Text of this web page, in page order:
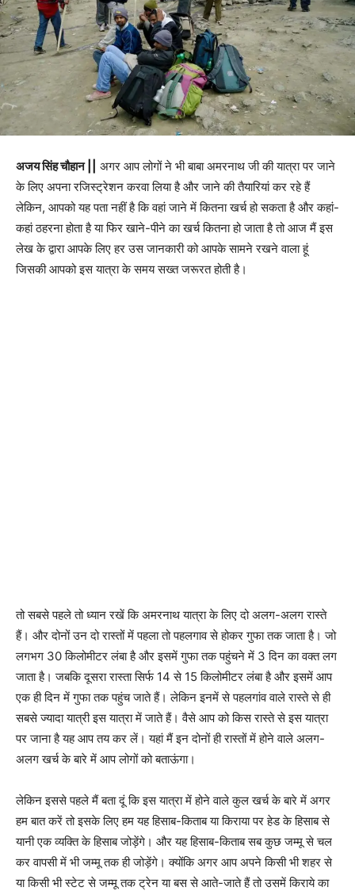
अजय सिंह चौहान ||
अगर आप लोगों ने भी बाबा अमरनाथ जी की यात्रा पर जाने
के लिए अपना रजिस्ट्रेशन करवा लिया है और जाने की तैयारियां कर रहे हैं
लेकिन, आपको यह पता नहीं है कि वहां जाने में कितना खर्च हो सकता है और कहां-
कहां ठहरना होता है या फिर खाने-पीने का खर्च कितना हो जाता है तो आज मैं इस
लेख के द्वारा आपके लिए हर उस जानकारी को आपके सामने रखने वाला हूं
जिसकी आपको इस यात्रा के समय सख्त जरूरत होती है।
तो सबसे पहले तो ध्यान रखें कि अमरनाथ यात्रा के लिए दो अलग-अलग रास्ते
हैं। और दोनों उन दो रास्तों में पहला तो पहलगाव से होकर गुफा तक जाता है। जो
लगभग 30 किलोमीटर लंबा है और इसमें गुफा तक पहुंचने में 3 दिन का वक्त लग
जाता है। जबकि दूसरा रास्ता सिर्फ 14 से 15 किलोमीटर लंबा है और इसमें आप
एक ही दिन में गुफा तक पहुंच जाते हैं। लेकिन इनमें से पहलगांव वाले रास्ते से ही
सबसे ज्यादा यात्री इस यात्रा में जाते हैं। वैसे आप को किस रास्ते से इस यात्रा
पर जाना है यह आप तय कर लें। यहां मैं इन दोनों ही रास्तों में होने वाले अलग-
अलग खर्च के बारे में आप लोगों को बताऊंगा।
लेकिन इससे पहले मैं बता दूं कि इस यात्रा में होने वाले कुल खर्च के बारे में अगर
हम बात करें तो इसके लिए हम यह हिसाब-किताब या किराया पर हेड के हिसाब से
यानी एक व्यक्ति के हिसाब जोड़ेंगे। और यह हिसाब-किताब सब कुछ जम्मू से चल
कर वापसी में भी जम्मू तक ही जोड़ेंगे। क्योंकि अगर आप अपने किसी भी शहर से
या किसी भी स्टेट से जम्मू तक ट्रेन या बस से आते-जाते हैं तो उसमें किराये का